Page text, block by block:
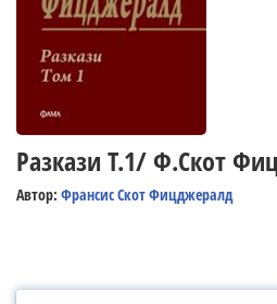
Разкази Т.1/ Ф.Скот
Автор: Франсис Скот Фицджералд